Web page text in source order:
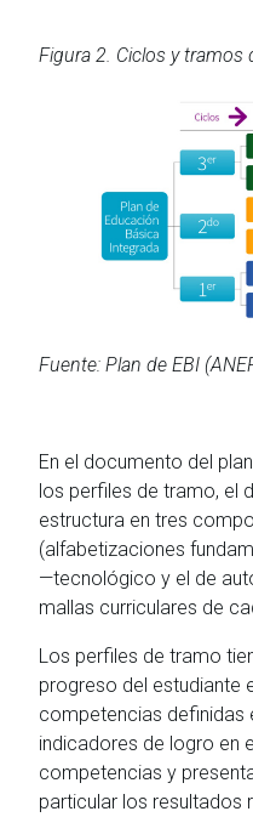
Figura 2. Ciclos y tramos
Fuente: Plan de EBI
En el documento del
los perfiles de tramo, el
estructura en tres
(alfabetizaciones
—tecnológico y el de
mallas curriculares de
Los perfiles de tramo
progreso del estudiante
competencias definidas
indicadores de logro en
competencias y
particular los resultados